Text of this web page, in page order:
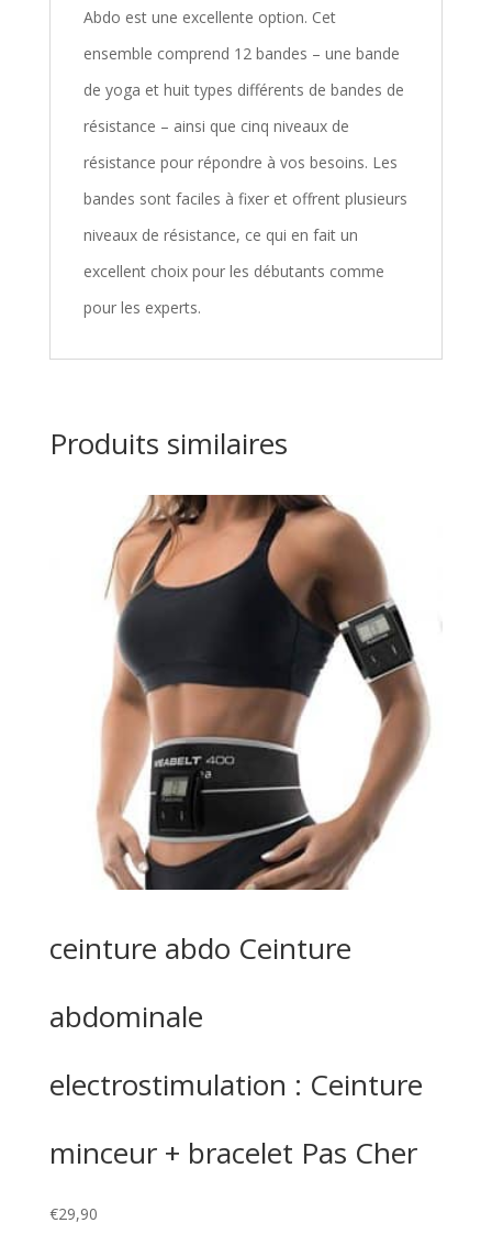
Abdo est une excellente option. Cet
ensemble comprend 12 bandes – une bande
de yoga et huit types différents de bandes de
résistance – ainsi que cinq niveaux de
résistance pour répondre à vos besoins. Les
bandes sont faciles à fixer et offrent plusieurs
niveaux de résistance, ce qui en fait un
excellent choix pour les débutants comme
pour les experts.
Produits similaires
ceinture abdo Ceinture
abdominale
electrostimulation : Ceinture
minceur + bracelet Pas Cher
€29,90